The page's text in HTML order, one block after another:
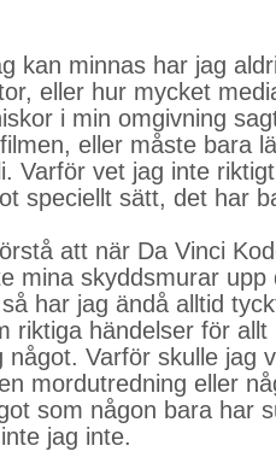
kan minnas har jag
eller hur mycket
i min omgivning
eller måste bara
Varför vet jag inte
speciellt sätt, det har
att när Da Vinci
mina skyddsmurar
har jag ändå alltid
riktiga händelser för allt
något. Varför skulle jag
mordutredning eller
som någon bara har
jag inte.